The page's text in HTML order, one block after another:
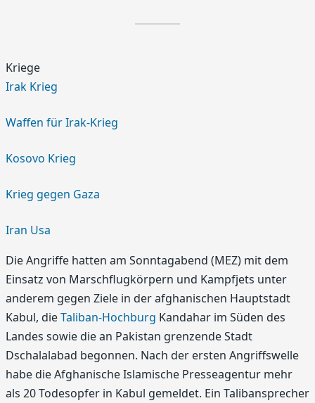
Kriege
Irak Krieg
Waffen für Irak-Krieg
Kosovo Krieg
Krieg gegen Gaza
Iran Usa
Die Angriffe hatten am Sonntagabend (MEZ) mit dem
Einsatz von Marschflugkörpern und Kampfjets unter
anderem gegen Ziele in der afghanischen Hauptstadt
Kabul, dieTaliban-Hochburg Kandahar im Süden des
Landes sowie die an Pakistan grenzende Stadt
Dschalalabad begonnen. Nach der ersten Angriffswelle
habe die Afghanische Islamische Presseagentur mehr
als 20 Todesopfer in Kabul gemeldet. Ein Talibansprecher